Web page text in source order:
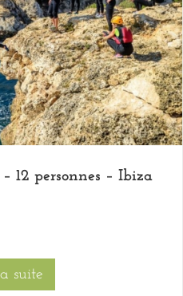
12 personnes – Ibiza
suite